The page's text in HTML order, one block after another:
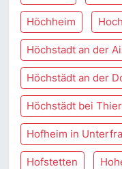
Höchheim
Höchstadt an der
Höchstädt an der
Höchstädt bei
Hofheim in
Hofstetten